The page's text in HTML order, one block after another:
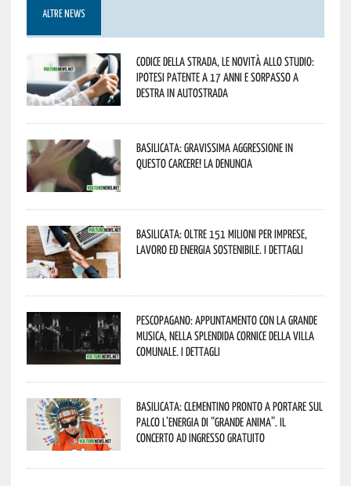
ALTRE NEWS
Codice della strada, le novità allo studio:
ipotesi patente a 17 anni e sorpasso a
destra in autostrada
Basilicata: gravissima aggressione in
questo Carcere! La denuncia
Basilicata: oltre 151 milioni per imprese,
lavoro ed energia sostenibile. I dettagli
Pescopagano: appuntamento con la grande
musica, nella splendida cornice della Villa
Comunale. I dettagli
Basilicata: Clementino pronto a portare sul
palco l’energia di “Grande Anima”. Il
concerto ad ingresso gratuito